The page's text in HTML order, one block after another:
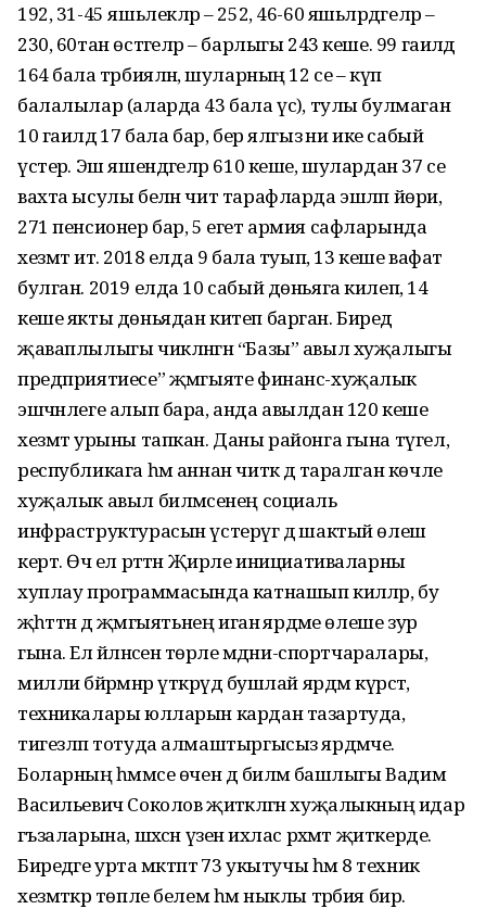
192, 31-45 яшьлекләр – 252, 46-60 яшьләрдәгеләр –
230, 60тан өстәгеләр – барлыгы 243 кеше. 99 гаиләдә
164 бала тәрбияләнә, шуларның 12 се – күп
балалылар (аларда 43 бала үсә), тулы булмаган
10 гаиләдә 17 бала бар, бер ялгыз әни ике сабый
үстерә. Эш яшендәгеләр 610 кеше, шулардан 37 се
вахта ысулы белән чит тарафларда эшләп йөри,
271 пенсионер бар, 5 егет армия сафларында
хезмәт итә. 2018 елда 9 бала туып, 13 кеше вафат
булган. 2019 елда 10 сабый дөньяга килеп, 14
кеше якты дөньядан китеп барган. Биредә
җаваплылыгы чикләнгән “Базы” авыл хуҗалыгы
предприятиесе” җәмгыяте финанс-хуҗалык
эшчәнлеге алып бара, анда авылдан 120 кеше
хезмәт урыны тапкан. Даны районга гына түгел,
республикага һәм аннан читкә дә таралган көчле
хуҗалык авыл биләмәсенең социаль
инфраструктурасын үстерүгә дә шактый өлеш
кертә. Өч ел рәттән Җирле инициативаларны
хуплау программасында катнашып киләләр, бу
җәһәттән дә җәмгыятьнең иганә ярдәме өлеше зур
гына. Ел әйләнәсенә төрле мәдәни-спортчаралары,
милли бәйрәмнәр үткәрүдә бушлай ярдәм күрсәтә,
техникалары юлларын кардан тазартуда,
тигезләп тотуда алмаштыргысыз ярдәмче.
Боларның һәммәсе өчен дә биләмә башлыгы Вадим
Васильевич Соколов җитәкләгән хуҗалыкның идарә
әгъзаларына, шәхсән үзенә ихлас рәхмәт җиткерде.
Биредәге урта мәктәптә 73 укытучы һәм 8 техник
хезмәткәр төпле белем һәм ныклы тәрбия бирә.